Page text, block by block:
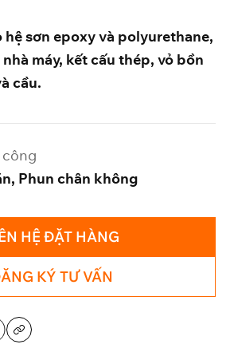
sơn epoxy và polyurethane,
máy, kết cấu thép, vỏ bồn
cầu.
Phun chân không
HỆ ĐẶT HÀNG
KÝ TƯ VẤN